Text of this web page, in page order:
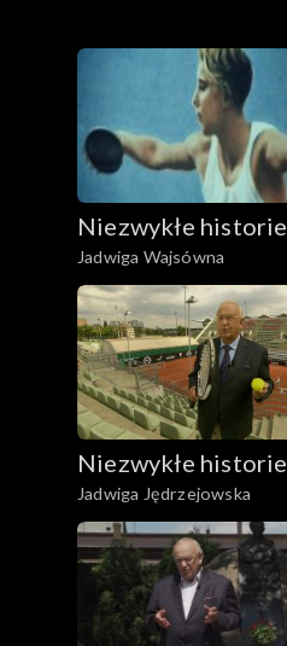
Niezwykłe historie
Biało-Czerwonych
Jadwiga Wajsówna
Niezwykłe historie
Biało-Czerwonych
Jadwiga Jędrzejowska